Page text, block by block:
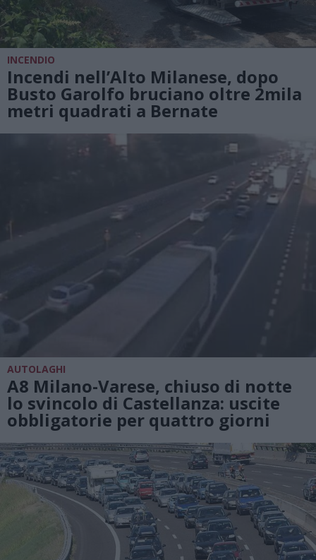
INCENDIO
Incendi nell’Alto Milanese, dopo
Busto Garolfo bruciano oltre 2mila
metri quadrati a Bernate
AUTOLAGHI
A8 Milano-Varese, chiuso di notte
lo svincolo di Castellanza: uscite
obbligatorie per quattro giorni